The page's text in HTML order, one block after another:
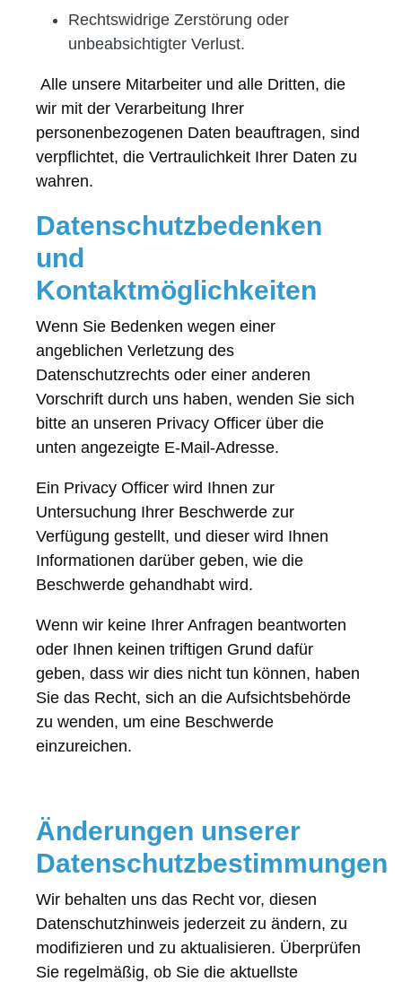
Rechtswidrige Zerstörung oder
unbeabsichtigter Verlust.
Alle unsere Mitarbeiter und alle Dritten, die
wir mit der Verarbeitung Ihrer
personenbezogenen Daten beauftragen, sind
verpflichtet, die Vertraulichkeit Ihrer Daten zu
wahren.
Datenschutzbedenken
und
Kontaktmöglichkeiten
Wenn Sie Bedenken wegen einer
angeblichen Verletzung des
Datenschutzrechts oder einer anderen
Vorschrift durch uns haben, wenden Sie sich
bitte an unseren Privacy Officer über die
unten angezeigte E-Mail-Adresse.
Ein Privacy Officer wird Ihnen zur
Untersuchung Ihrer Beschwerde zur
Verfügung gestellt, und dieser wird Ihnen
Informationen darüber geben, wie die
Beschwerde gehandhabt wird.
Wenn wir keine Ihrer Anfragen beantworten
oder Ihnen keinen triftigen Grund dafür
geben, dass wir dies nicht tun können, haben
Sie das Recht, sich an die Aufsichtsbehörde
zu wenden, um eine Beschwerde
einzureichen.
Änderungen unserer
Datenschutzbestimmungen
Wir behalten uns das Recht vor, diesen
Datenschutzhinweis jederzeit zu ändern, zu
modifizieren und zu aktualisieren. Überprüfen
Sie regelmäßig, ob Sie die aktuellste